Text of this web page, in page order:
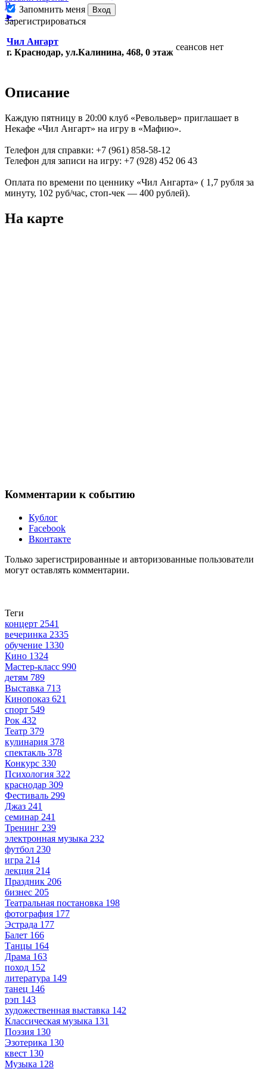
Запомнить меня
Вход
Зарегистрироваться
Вс
►
Чил Ангарт
г. Краснодар, ул.Калинина, 468, 0 этаж
сеансов нет
Описание
Каждую пятницу в 20:00 клуб «Револьвер» приглашает в
Некафе «Чил Ангарт» на игру в «Мафию».
Телефон для справки: +7 (961) 858-58-12
Телефон для записи на игру: +7 (928) 452 06 43
Оплата по времени по ценнику «Чил Ангарта» ( 1,7 рубля за
минуту, 102 руб/час, стоп-чек — 400 рублей).
На карте
Комментарии к событию
Кублог
Facebook
Вконтакте
Только зарегистрированные и авторизованные пользователи
могут оставлять комментарии.
Теги
концерт 2541
вечеринка 2335
обучение 1330
Кино 1324
Мастер-класс 990
детям 789
Выставка 713
Кинопоказ 621
спорт 549
Рок 432
Театр 379
кулинария 378
спектакль 378
Конкурс 330
Психология 322
краснодар 309
Фестиваль 299
Джаз 241
семинар 241
Тренинг 239
электронная музыка 232
футбол 230
игра 214
лекция 214
Праздник 206
бизнес 205
Театральная постановка 198
фотография 177
Эстрада 177
Балет 166
Танцы 164
Драма 163
поход 152
литература 149
танец 146
рэп 143
художественная выставка 142
Классическая музыка 131
Поэзия 130
Эзотерика 130
квест 130
Музыка 128